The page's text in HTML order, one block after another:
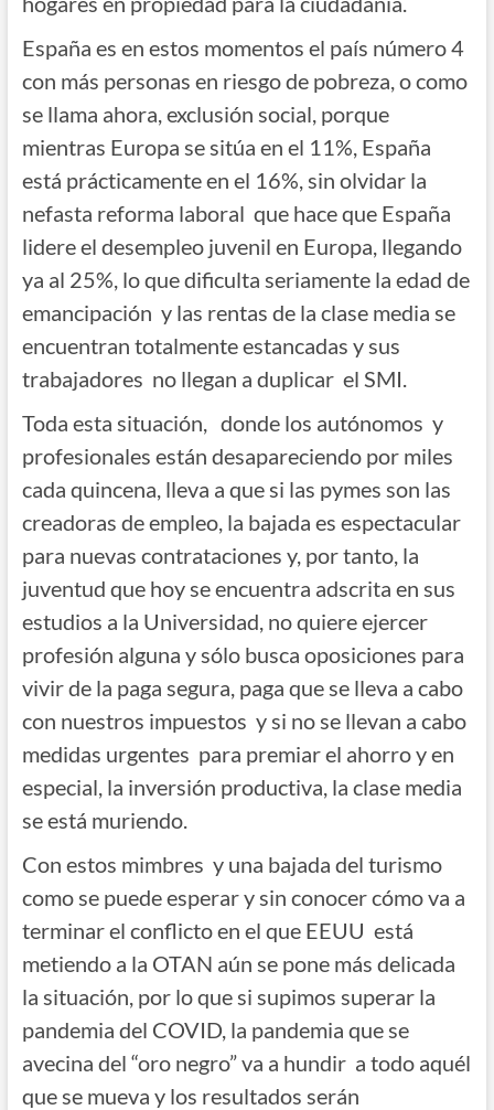
España es en estos momentos el país número 4
con más personas en riesgo de pobreza, o como
se llama ahora, exclusión social, porque
mientras Europa se sitúa en el 11%, España
está prácticamente en el 16%, sin olvidar la
nefasta reforma laboral que hace que España
lidere el desempleo juvenil en Europa, llegando
ya al 25%, lo que dificulta seriamente la edad de
emancipación y las rentas de la clase media se
encuentran totalmente estancadas y sus
trabajadores no llegan a duplicar el SMI.
Toda esta situación, donde los autónomos y
profesionales están desapareciendo por miles
cada quincena, lleva a que si las pymes son las
creadoras de empleo, la bajada es espectacular
para nuevas contrataciones y, por tanto, la
juventud que hoy se encuentra adscrita en sus
estudios a la Universidad, no quiere ejercer
profesión alguna y sólo busca oposiciones para
vivir de la paga segura, paga que se lleva a cabo
con nuestros impuestos y si no se llevan a cabo
medidas urgentes para premiar el ahorro y en
especial, la inversión productiva, la clase media
se está muriendo.
Con estos mimbres y una bajada del turismo
como se puede esperar y sin conocer cómo va a
terminar el conflicto en el que EEUU está
metiendo a la OTAN aún se pone más delicada
la situación, por lo que si supimos superar la
pandemia del COVID, la pandemia que se
avecina del “oro negro” va a hundir a todo aquél
que se mueva y los resultados serán